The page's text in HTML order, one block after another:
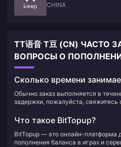
CHINA
TT语音 T豆 (CN) ЧАСТО
ВОПРОСЫ О
Сколько времени
Обычно заказ выполняется в
задержки, пожалуйста,
Что такое BitTopup?
BitTopup — это онлайн-платформа
пополнения баланса в играх и